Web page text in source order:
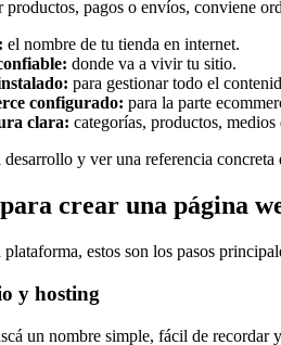
pagos o envíos, conviene
el nombre de tu tienda en internet.
donde va a vivir tu sitio.
para gestionar todo el
configurado: para la parte
clara: categorías, productos,
desarrollo y ver una referencia
para crear una página
estos son los pasos
y hosting
un nombre simple, fácil de recordar